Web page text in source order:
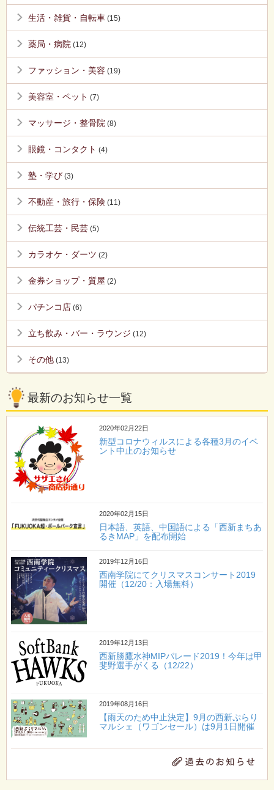
生活・雑貨・自転車 (15)
薬局・病院 (12)
ファッション・美容 (19)
美容室・ペット (7)
マッサージ・整骨院 (8)
眼鏡・コンタクト (4)
塾・学び (3)
不動産・旅行・保険 (11)
伝統工芸・民芸 (5)
カラオケ・ダーツ (2)
金券ショップ・質屋 (2)
パチンコ店 (6)
立ち飲み・バー・ラウンジ (12)
その他 (13)
最新のお知らせ一覧
2020年02月22日
新型コロナウィルスによる各種3月のイベ
ント中止のお知らせ
2020年02月15日
日本語、英語、中国語による「西新まちあ
るきMAP」を配布開始
2019年12月16日
西南学院にてクリスマスコンサート2019
開催（12/20：入場無料）
2019年12月13日
西新勝鷹水神MIPパレード2019！今年は甲
斐野選手がくる（12/22）
2019年08月16日
【雨天のため中止決定】9月の西新ぷらり
マルシェ（ワゴンセール）は9月1日開催